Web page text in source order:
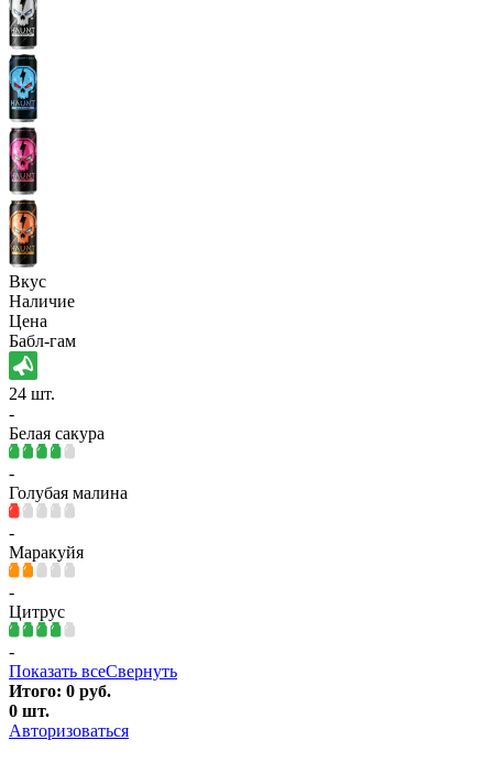
Вкус
Наличие
Цена
Бабл-гам
24 шт.
-
Белая сакура
-
Голубая малина
-
Маракуйя
-
Цитрус
-
Показать всеСвернуть
Итого: 0 руб.
0 шт.
Авторизоваться